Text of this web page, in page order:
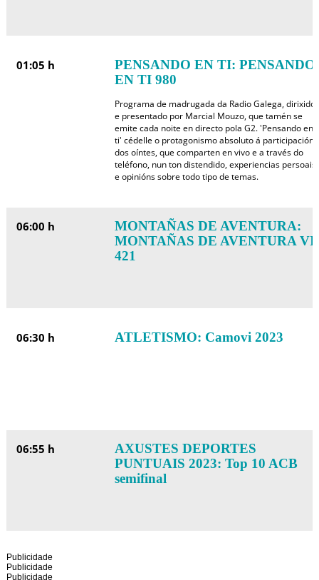
01:05 h
PENSANDO EN TI: PENSANDO
EN TI 980
Programa de madrugada da Radio Galega, dirixido
e presentado por Marcial Mouzo, que tamén se
emite cada noite en directo pola G2. 'Pensando en
ti' cédelle o protagonismo absoluto á participación
dos oíntes, que comparten en vivo e a través do
teléfono, nun ton distendido, experiencias persoais
e opinións sobre todo tipo de temas.
06:00 h
MONTAÑAS DE AVENTURA:
MONTAÑAS DE AVENTURA VI
421
06:30 h ATLETISMO: Camovi 2023
06:55 h
AXUSTES DEPORTES
PUNTUAIS 2023: Top 10 ACB
semifinal
Publicidade
Publicidade
Publicidade